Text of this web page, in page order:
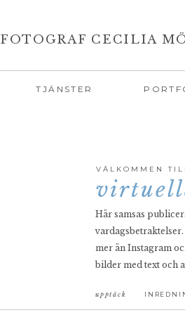
FOTOGRAF CECILIA
TJÄNSTER
Här samsas
mer än Instagram
bilder med text och
upptäck
VÄLKOMMEN